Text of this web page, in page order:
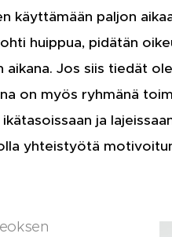
käyttämään paljon
huippua, pidätän
Jos siis tiedät
on myös ryhmänä
ja
yhteistyötä